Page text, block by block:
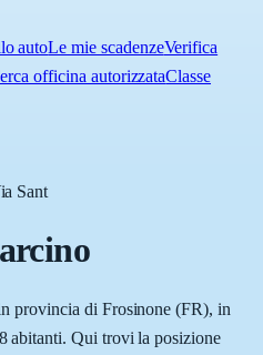
autoLe mie scadenzeVerifica
officina autorizzataClasse
Sant
provincia di Frosinone (FR), in
abitanti. Qui trovi la posizione